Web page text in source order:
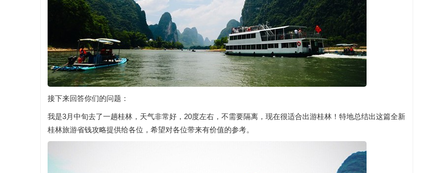
接下来回答你们的问题：
我是3月中旬去了一趟桂林，天气非常好，20度左右，不需要隔离，现在很适合出游桂林！特地总结出这篇全新
桂林旅游省钱攻略提供给各位，希望对各位带来有价值的参考。